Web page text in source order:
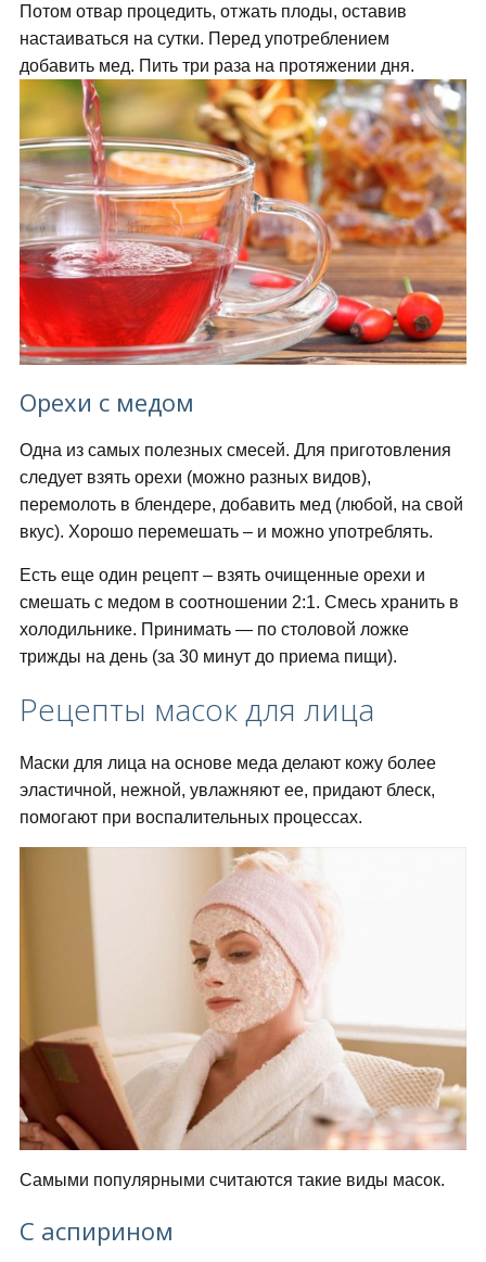
Потом отвар процедить, отжать плоды, оставив
настаиваться на сутки. Перед употреблением
добавить мед. Пить три раза на протяжении дня.
Орехи с медом
Одна из самых полезных смесей. Для приготовления
следует взять орехи (можно разных видов),
перемолоть в блендере, добавить мед (любой, на свой
вкус). Хорошо перемешать – и можно употреблять.
Есть еще один рецепт – взять очищенные орехи и
смешать с медом в соотношении 2:1. Смесь хранить в
холодильнике. Принимать — по столовой ложке
трижды на день (за 30 минут до приема пищи).
Рецепты масок для лица
Маски для лица на основе меда делают кожу более
эластичной, нежной, увлажняют ее, придают блеск,
помогают при воспалительных процессах.
Самыми популярными считаются такие виды масок.
С аспирином